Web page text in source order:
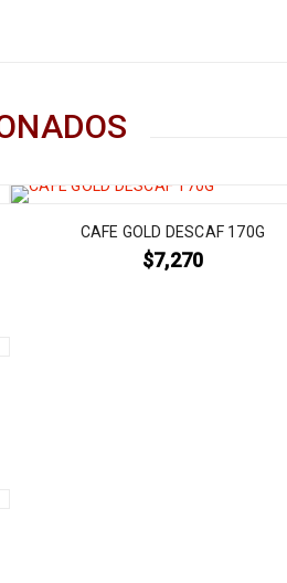
CAFE GOLD DESCAF 170G
$7,270